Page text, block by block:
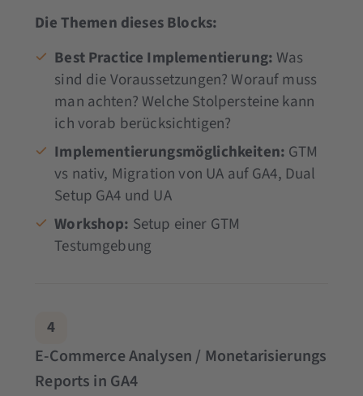
Die Themen dieses Blocks:
Best Practice Implementierung:Was
sind die Voraussetzungen? Worauf muss
man achten? Welche Stolpersteine kann
ich vorab berücksichtigen?
Implementierungsmöglichkeiten: GTM
vs nativ, Migration von UA auf GA4, Dual
Setup GA4 und UA
Workshop: Setup einer GTM
Testumgebung
4
E-Commerce Analysen / Monetarisierungs
Reports in GA4